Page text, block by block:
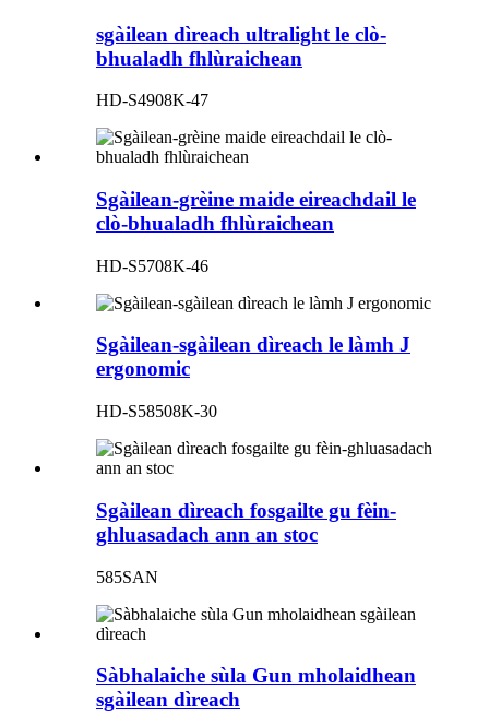
sgàilean dìreach ultralight le clò-
bhualadh fhlùraichean
HD-S4908K-47
Sgàilean-grèine maide eireachdail le
clò-bhualadh fhlùraichean
HD-S5708K-46
Sgàilean-sgàilean dìreach le làmh J
ergonomic
HD-S58508K-30
Sgàilean dìreach fosgailte gu fèin-
ghluasadach ann an stoc
585SAN
Sàbhalaiche sùla Gun mholaidhean
sgàilean dìreach